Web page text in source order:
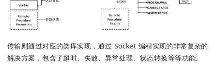
传输则通过对应的类库实现，通过 Socket 编程实现的非常复杂的
解决方案，包含了超时、失败、异常处理、状态转换等等功能。